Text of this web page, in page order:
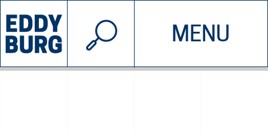
MENU
INIZIATIVE CHI SIAMO
© 2026 EDDYBURG